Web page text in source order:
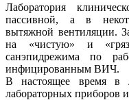
Лаборатория
пассивной, а в
вытяжной вентиляции.
на «чистую» и
санэпидрежима по
инфицированным ВИЧ.
В настоящее время в
лабораторных приборов